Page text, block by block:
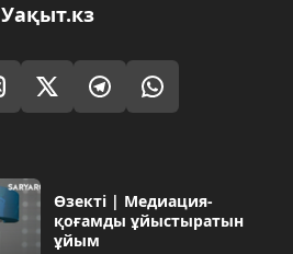
Уақыт.кз
Өзекті | Медиация-
қоғамды ұйыстыратын
ұйым